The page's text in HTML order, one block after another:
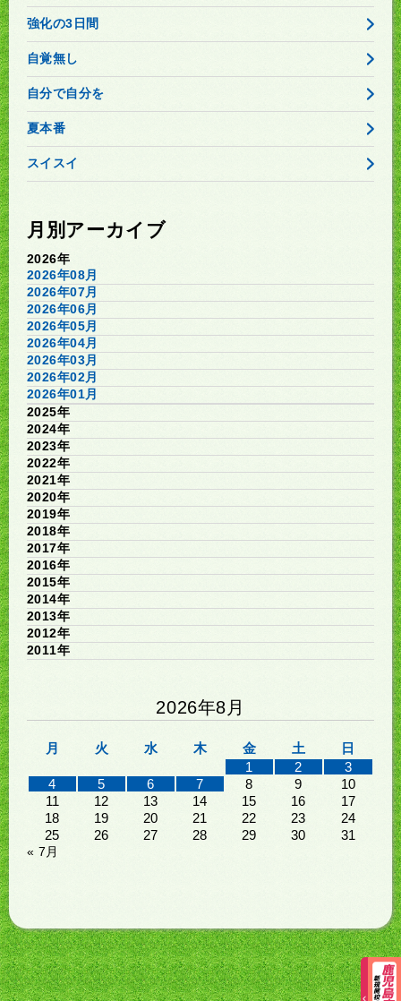
強化の3日間
自覚無し
自分で自分を
夏本番
スイスイ
月別アーカイブ
2026年
2026年08月
2026年07月
2026年06月
2026年05月
2026年04月
2026年03月
2026年02月
2026年01月
2025年
2024年
2023年
2022年
2021年
2020年
2019年
2018年
2017年
2016年
2015年
2014年
2013年
2012年
2011年
2026年8月
月 火 水 木 金 土
日
1
2
3
4
5 6 7 8 9
10
11
12 13 14 15 16
17
18
19 20 21 22 23
24
25
26 27 28 29 30 31
« 7月